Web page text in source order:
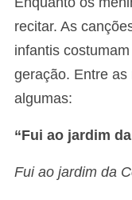
recitar. As
infantis
geração. Entre
algumas:
“Fui ao jardim
Fui ao jardim da